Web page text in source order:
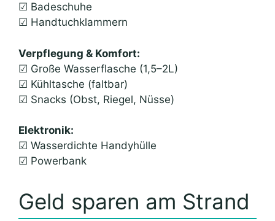
☑ Badeschuhe
☑ Handtuchklammern
Verpflegung & Komfort:
☑ Große Wasserflasche (1,5–2L)
☑ Kühltasche (faltbar)
☑ Snacks (Obst, Riegel, Nüsse)
Elektronik:
☑ Wasserdichte Handyhülle
☑ Powerbank
Geld sparen am Strand